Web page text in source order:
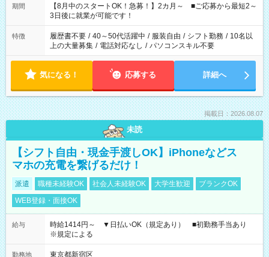
「できれば残業はしたくない」 など、ご希望を教えてください
ね。 ※Wワーク希望の方へ 今ご覧のお仕事で希望する勤務時間
と、もう1つのお仕事の勤務時間。 合計で週40時間を超える場
合は応募できません。
期間
【8月中のスタートOK！急募！】2カ月～ ■ご応募から最短2～
3日後に就業が可能です！
特徴 履歴書不要 / 40～50代活躍中 / 服装自由 / シフト勤務 / 10名以
上の大量募集 / 電話対応なし / パソコンスキル不要
気になる！ 応募する 詳細へ
掲載日：2026.08.07
未読
【シフト自由・現金手渡しOK】iPhoneなどス
マホの充電を繋げるだけ！
派遣 職種未経験OK 社会人未経験OK 大学生歓迎
ブランクOK
WEB登録・面接OK
給与
時給1414円～ ▼日払いOK（規定あり） ■初勤務手当あり
※規定による
勤務地 東京都新宿区